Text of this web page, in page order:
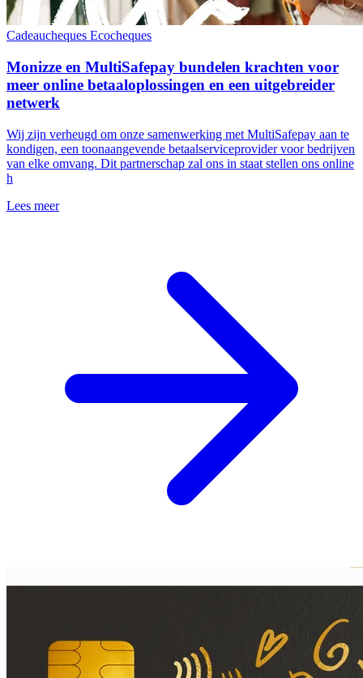
Cadeaucheques Ecocheques
Monizze en MultiSafepay bundelen krachten voor
meer online betaaloplossingen en een uitgebreider
netwerk
Wij zijn verheugd om onze samenwerking met MultiSafepay aan te
kondigen, een toonaangevende betaalserviceprovider voor bedrijven
van elke omvang. Dit partnerschap zal ons in staat stellen ons online
h
Lees meer